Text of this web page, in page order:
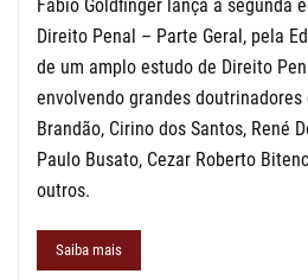
Fábio Goldfinger lança a segunda
Direito Penal – Parte Geral, pela
de um amplo estudo de Direito
envolvendo grandes
Brandão, Cirino dos Santos, René
Paulo Busato, Cezar Roberto
outros.
Saiba mais